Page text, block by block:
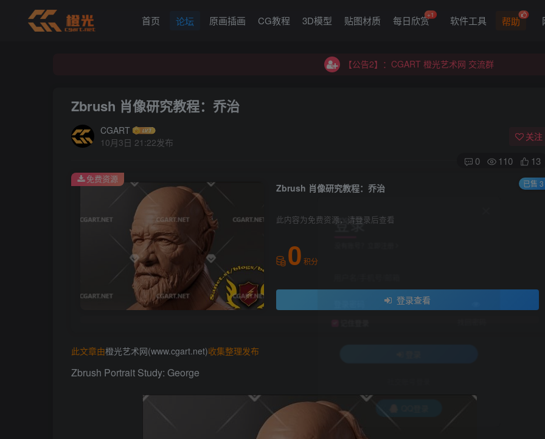
首页 论坛 原画插画 CG教程 3D模型 贴图材质 每日欣赏+1 软件工具 帮助
【公告2】：CGART 橙光艺术网 交流群
【公告2】：CGART 橙光艺术网 交流群
Zbrush 肖像研究教程：乔治
CGART
10月3日 21:22发布
关注
0 110 13
Zbrush 肖像研究教程：乔治
此内容为免费资源，请登录后查看
0 积分
登录查看
免费资源 已售 3
此文章由橙光艺术网(www.cgart.net)收集整理发布
Zbrush Portrait Study: George
登录